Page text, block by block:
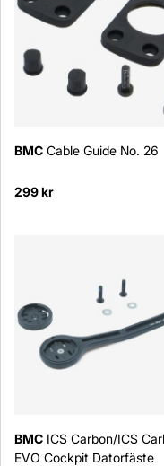
BMC Cable Guide No. 26
299 kr
BMC ICS Carbon/ICS
EVO Cockpit Datorfäste